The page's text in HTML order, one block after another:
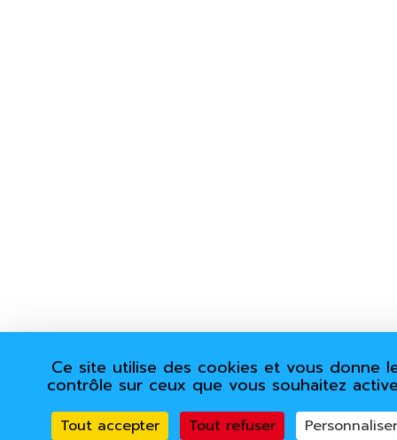
Ce site utilise des cookies et vous donne
contrôle sur ceux que vous souhaitez
Tout accepter Tout refuser Personnaliser